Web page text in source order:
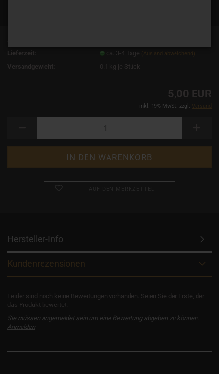
Lieferzeit:
ca. 3-4 Tage (Ausland abweichend)
Versandgewicht: 0.1 kg je Stück
5,00 EUR
inkl. 19% MwSt. zzgl. Versand
Hersteller-Info
Kundenrezensionen
Leider sind noch keine Bewertungen vorhanden. Seien Sie der Erste, der
das Produkt bewertet.
Sie müssen angemeldet sein um eine Bewertung abgeben zu können.
Anmelden